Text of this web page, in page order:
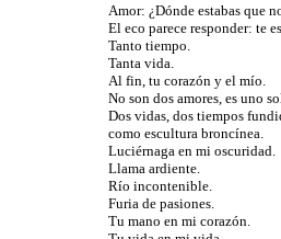
Amor: ¿Dónde estabas que
El eco parece responder: te
Tanto tiempo.
Tanta vida.
Al fin, tu corazón y el mío.
No son dos amores, es uno
Dos vidas, dos tiempos
como escultura broncínea.
Luciérnaga en mi oscuridad.
Llama ardiente.
Río incontenible.
Furia de pasiones.
Tu mano en mi corazón.